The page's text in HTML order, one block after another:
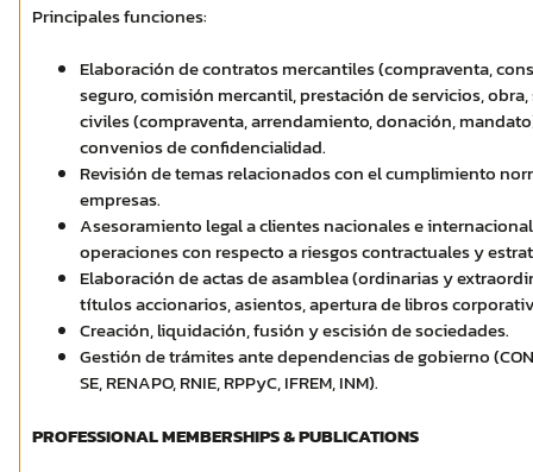
Principales funciones:
Elaboración de contratos mercantiles (compraventa,
seguro, comisión mercantil, prestación de servicios,
civiles (compraventa, arrendamiento, donación,
convenios de confidencialidad.
Revisión de temas relacionados con el cumplimiento
empresas.
Asesoramiento legal a clientes nacionales e
operaciones con respecto a riesgos contractuales y
Elaboración de actas de asamblea (ordinarias y
títulos accionarios, asientos, apertura de libros
Creación, liquidación, fusión y escisión de sociedades.
Gestión de trámites ante dependencias de gobierno
SE, RENAPO, RNIE, RPPyC, IFREM, INM).
PROFESSIONAL MEMBERSHIPS & PUBLICATIONS